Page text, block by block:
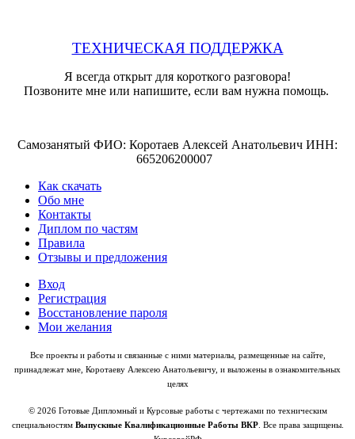
ТЕХНИЧЕСКАЯ ПОДДЕРЖКА
Я всегда открыт для короткого разговора!
Позвоните мне или напишите, если вам нужна помощь.
Самозанятый ФИО: Коротаев Алексей Анатольевич ИНН:
665206200007
Как скачать
Обо мне
Контакты
Диплом по частям
Правила
Отзывы и предложения
Вход
Регистрация
Восстановление пароля
Мои желания
Все проекты и работы и связанные с ними материалы, размещенные на сайте,
принадлежат мне, Коротаеву Алексею Анатольевичу, и выложены в ознакомительных
целях
© 2026 Готовые Дипломный и Курсовые работы с чертежами по техническим
специальностям Выпускные Квалификационные Работы ВКР. Все права защищены.